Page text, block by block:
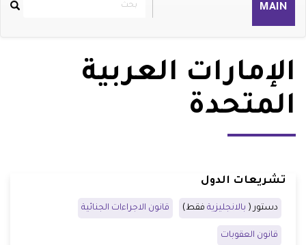
MAIN
Rechercher
بحث
الإمارات العربية
المتحدة
تشريعات الدول
دستور ( بالانجليزية فقط) قانون الاجراءات الجنائية
قانون العقوبات